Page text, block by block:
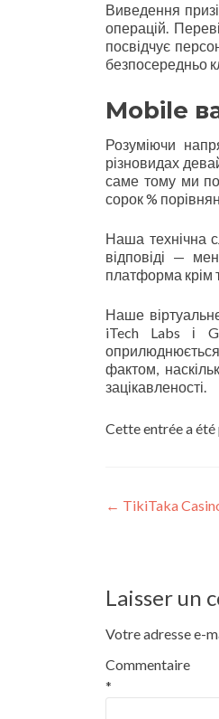
Виведення
операцій.
посвідчує
безпосередньо
Mobile
Розуміючи
різновидах
саме тому ми
сорок %
Наша технічна
відповіді —
платформа крім
Наше
iTech Labs і
фактом,
зацікавленості.
Cette entrée a été
← TikiTaka
Laisser un
Votre adresse e-
Commentaire
*